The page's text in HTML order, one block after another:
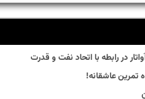
در رابطه با اتحاد نفت و قدرت
تمرین عاشقانه!